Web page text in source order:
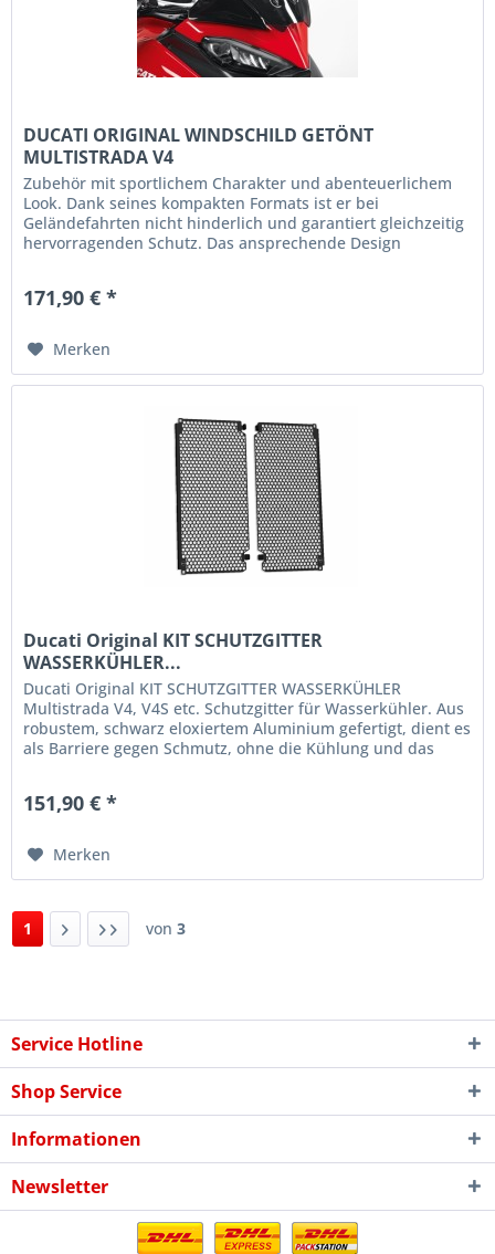
DUCATI ORIGINAL WINDSCHILD GETÖNT
MULTISTRADA V4
Zubehör mit sportlichem Charakter und abenteuerlichem
Look. Dank seines kompakten Formats ist er bei
Geländefahrten nicht hinderlich und garantiert gleichzeitig
hervorragenden Schutz. Das ansprechende Design
171,90 € *
Merken
Ducati Original KIT SCHUTZGITTER
WASSERKÜHLER...
Ducati Original KIT SCHUTZGITTER WASSERKÜHLER
Multistrada V4, V4S etc. Schutzgitter für Wasserkühler. Aus
robustem, schwarz eloxiertem Aluminium gefertigt, dient es
als Barriere gegen Schmutz, ohne die Kühlung und das
151,90 € *
Merken
1 von 3
Service Hotline
Shop Service
Informationen
Newsletter